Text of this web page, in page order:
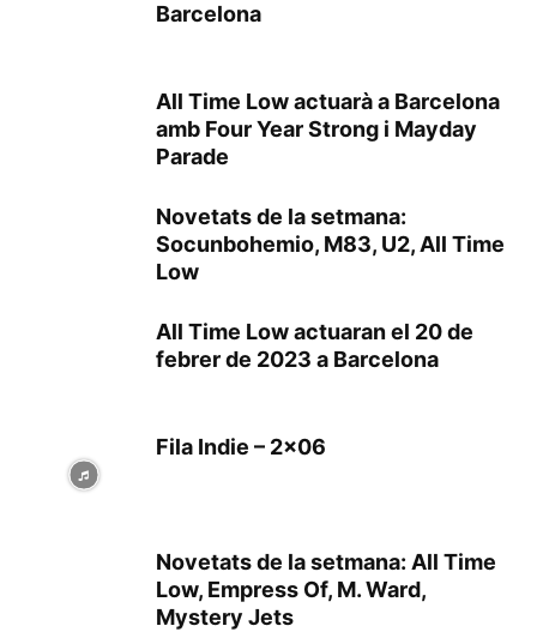
Barcelona
All Time Low actuarà a Barcelona
amb Four Year Strong i Mayday
Parade
Novetats de la setmana:
Socunbohemio, M83, U2, All Time
Low
All Time Low actuaran el 20 de
febrer de 2023 a Barcelona
Fila Indie – 2×06
Novetats de la setmana: All Time
Low, Empress Of, M. Ward,
Mystery Jets